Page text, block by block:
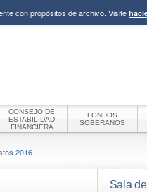
con propósitos de archivo. Visite
CONSEJO DE
ESTABILIDAD
FINANCIERA
FONDOS
SOBERANOS
2016
Sala